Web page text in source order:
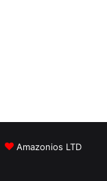
Amazonios LTD